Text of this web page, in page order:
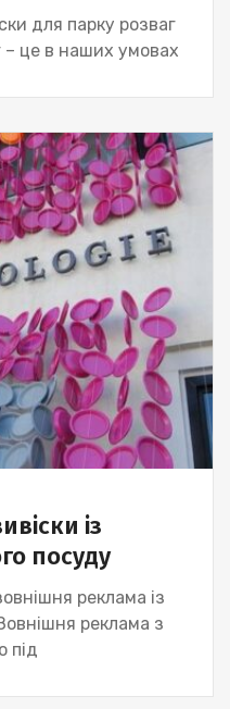
для парку розваг
– це в наших умовах
із
посуду
реклама із
реклама з
під